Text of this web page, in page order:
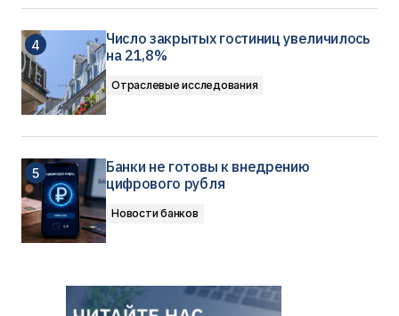
Число закрытых гостиниц увеличилось
на 21,8%
Отраслевые исследования
Банки не готовы к внедрению
цифрового рубля
Новости банков